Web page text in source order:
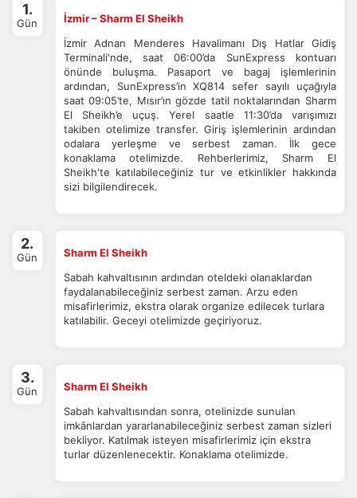
ÇEREZ KULLANIM AYARLARINIZ
gizlilik koşullarını inceleyebilirsiniz.
Zorunlu Çerezler HER ZAMAN AKTIF
Oturum yönetimi, güvenlik ve temel site işlevleri için
1.
Gün
İzmir – Sharm El Sheikh
İzmir Adnan Menderes Havalimanı Dış Hatlar Gidiş
Terminali'nde, saat 06:00’da SunExpress kontuarı
önünde buluşma. Pasaport ve bagaj işlemlerinin
ardından, SunExpress’in XQ814 sefer sayılı uçağıyla
saat 09:05’te, Mısır’ın gözde tatil noktalarından Sharm
El Sheikh’e uçuş. Yerel saatle 11:30’da varışımızı
takiben otelimize transfer. Giriş işlemlerinin ardından
odalara yerleşme ve serbest zaman. İlk gece
konaklama otelimizde. Rehberlerimiz, Sharm El
Sheikh'te katılabileceğiniz tur ve etkinlikler hakkında
sizi bilgilendirecek.
2.
Gün
Sharm El Sheikh
Sabah kahvaltısının ardından oteldeki olanaklardan
faydalanabileceğiniz serbest zaman. Arzu eden
misafirlerimiz, ekstra olarak organize edilecek turlara
katılabilir. Geceyi otelimizde geçiriyoruz.
3.
Gün
Sharm El Sheikh
Sabah kahvaltısından sonra, otelinizde sunulan
imkânlardan yararlanabileceğiniz serbest zaman sizleri
bekliyor. Katılmak isteyen misafirlerimiz için ekstra
turlar düzenlenecektir. Konaklama otelimizde.